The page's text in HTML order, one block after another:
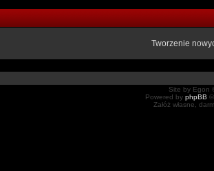
Tworzenie
Site by Egon
Powered by phpBB
Załóż własne,